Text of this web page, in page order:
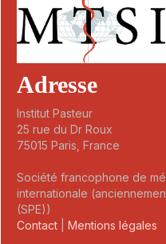
Adresse
Institut Pasteur
25 rue du Dr Roux
75015 Paris, France
Société francophone de
internationale
(SPE))
Contact
Mentions légales